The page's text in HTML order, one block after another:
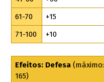
61-70
+15
71-100
+10
Efeitos: Defesa(máximo:
165)